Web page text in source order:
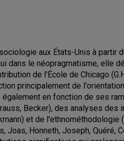
aux États-Unis à partir
dans le néopragmatisme, elle
de l'École de Chicago
principalement de
en fonction de ses
Becker), des analyses des
et de l'ethnométhodologie
Honneth, Joseph, Quéré,